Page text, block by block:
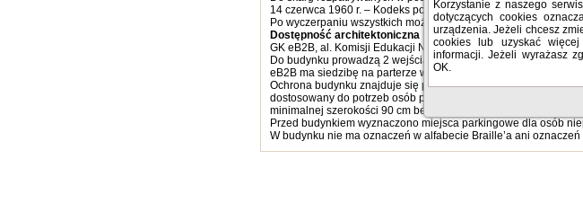
14 czerwca 1960 r. – Kodeks postępowania administracyjnego
Po wyczerpaniu wszystkich możliwości skargę można przesłać
Dostępność architektoniczna
GK eB2B, al. Komisji Edukacji Narodowej 51 lok. U21, 02-797
Do budynku prowadzą 2 wejścia od al. Komisji Edukacji
eB2B ma siedzibę na parterze w budynku 6 piętrowym.
Ochrona budynku znajduje się po prawej stronie od ulicy al.
dostosowany do potrzeb osób poruszających się na wózkach
minimalnej szerokości 90 cm bez progów.
Przed budynkiem wyznaczono miejsca parkingowe dla osób
W budynku nie ma oznaczeń w alfabecie Braille’a ani
Korzystanie z naszego
dotyczących cookies
urządzenia. Jeżeli chcesz
cookies lub uzyskać
informacji. Jeżeli wyrażasz
OK.